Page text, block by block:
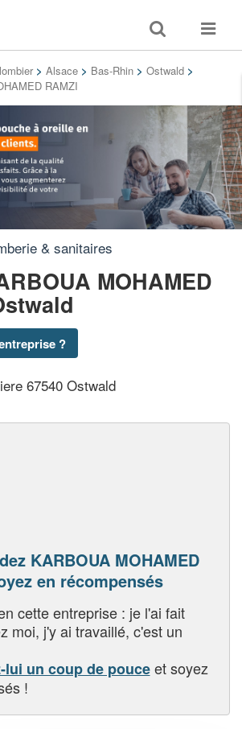
Toggle
search
Toggle
> Alsace > Bas-Rhin > Ostwald >
RAMZI
& sanitaires
MOHAMED
?
67540 Ostwald
KARBOUA MOHAMED
en récompensés
cette entreprise : je l'ai fait
moi, j'y ai travaillé, c'est un
lui un coup de pouceet soyez
!